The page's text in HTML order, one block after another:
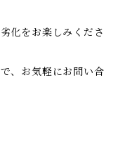
化をお楽しみくださ
、お気軽にお問い合